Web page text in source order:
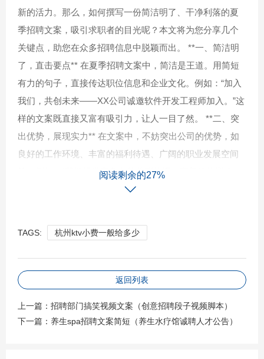
新的活力。那么，如何撰写一份简洁明了、干净利落的夏
季招聘文案，吸引求职者的目光呢？本文将为您分享几个
关键点，助您在众多招聘信息中脱颖而出。 **一、简洁明
了，直击要点** 在夏季招聘文案中，简洁是王道。用简短
有力的句子，直接传达职位信息和企业文化。例如：“加入
我们，共创未来——XX公司诚邀软件开发工程师加入。”这
样的文案既直接又富有吸引力，让人一目了然。 **二、突
出优势，展现实力** 在文案中，不妨突出公司的优势，如
良好的工作环境、丰富的福利待遇、广阔的职业发展空间
等。例如：“我们提供竞争力的薪酬待遇，完善的培训体
系，以及开放包容的工作氛围。”这些优势能够吸引更多优
描述外，适当加入情感元素，与求职者建立情感共鸣。例
如：“在这里，你不仅是一份工作，更是一个梦想的起点。”
这样的文案能够触动人心，增加求职者的归属感。 **四、
案例分享，增强信任** 如果可能的话，加入一些成功案例
功研发XX产品，获得市场广泛好评。”这样的案例能够展示
阅读剩余的27%
TAGS: 杭州ktv小费一般给多少
返回列表
上一篇： 招聘部门搞笑视频文案（创意招聘段子视频脚本）
下一篇： 养生spa招聘文案简短（养生水疗馆诚聘人才公告）